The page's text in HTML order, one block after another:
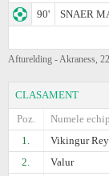
90'
SNAER
Afturelding - Akraness,
CLASAMENT
Poz.
Numele
1.
Vikingur
2.
Valur